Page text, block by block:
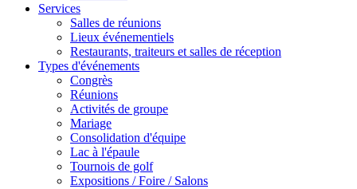
Services
Salles de réunions
Lieux événementiels
Restaurants, traiteurs et salles de réception
Types d'événements
Congrès
Réunions
Activités de groupe
Mariage
Consolidation d'équipe
Lac à l'épaule
Tournois de golf
Expositions / Foire / Salons